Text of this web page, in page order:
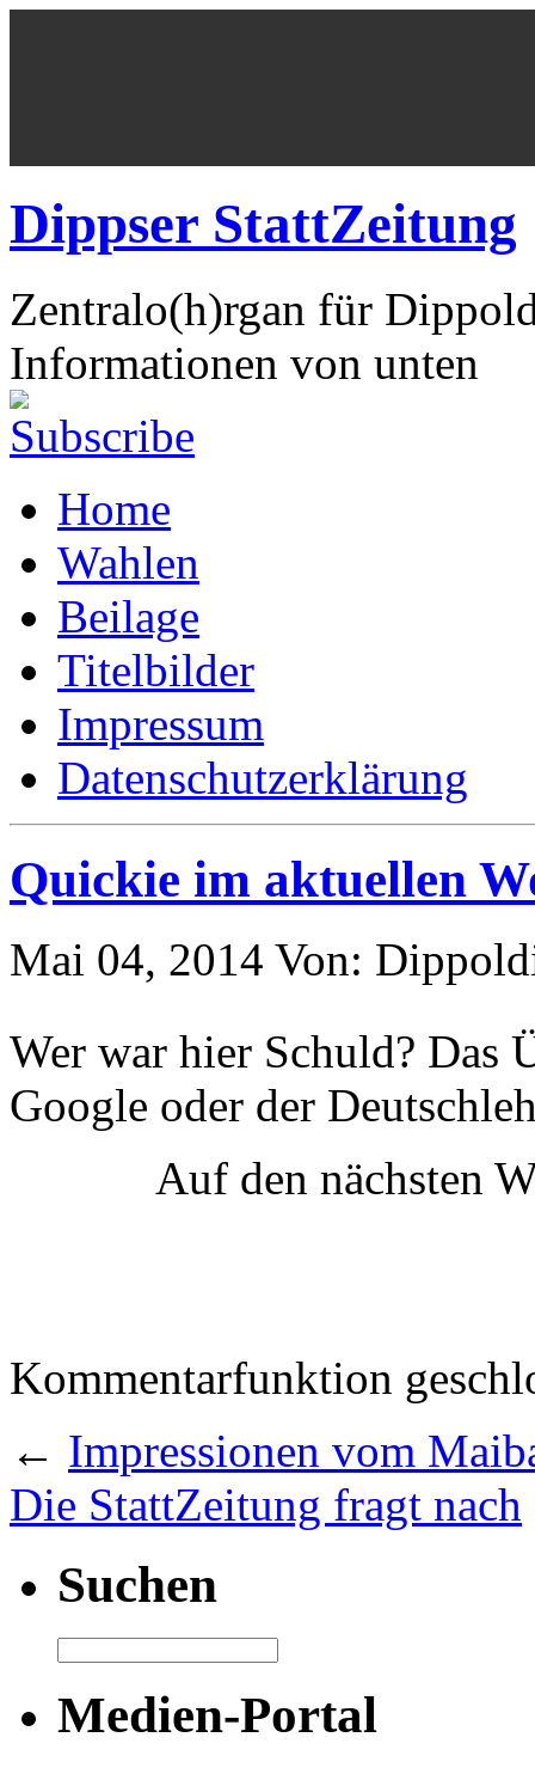
Dippser StattZeitung
Zentralo(h)rgan für
Informationen von unten
Home
Wahlen
Beilage
Titelbilder
Impressum
Datenschutzerklärung
Quickie im aktuellen
Mai 04, 2014 Von:
Wer war hier Schuld? Das
Google oder der
Auf den nächsten
Kommentarfunktion
← Impressionen vom
Die StattZeitung fragt nach
Suchen
Medien-Portal